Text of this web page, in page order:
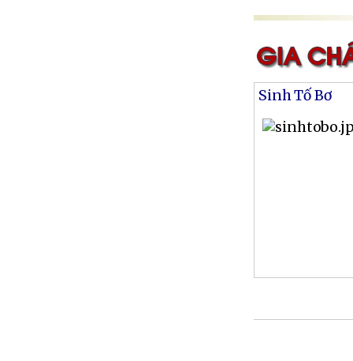
Sinh Tố Bơ